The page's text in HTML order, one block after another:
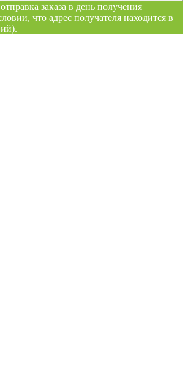
заказа в день получения
что адрес получателя находится в